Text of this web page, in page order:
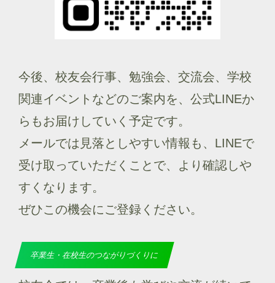
今後、校友会行事、勉強会、交流会、学校
関連イベントなどのご案内を、公式LINEか
らもお届けしていく予定です。
メールでは見落としやすい情報も、LINEで
受け取っていただくことで、より確認しや
すくなります。
ぜひこの機会にご登録ください。
卒業生・在校生のつながりづくりに